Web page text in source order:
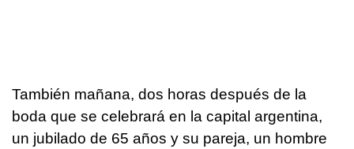
También mañana, dos horas después de la
boda que se celebrará en la capital argentina,
un jubilado de 65 años y su pareja, un hombre